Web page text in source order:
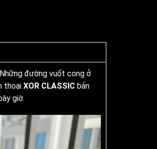
đường vuốt cong ở
thoại XOR CLASSIC bản
giờ.